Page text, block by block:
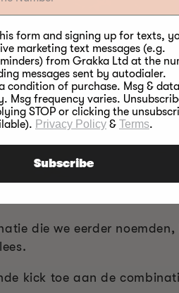
die we eerder
kick toe aan de
form and signing up for texts,
marketing text messages (e.g.
from Grakka Ltd at the
messages sent by autodialer.
condition of purchase. Msg & data
Msg frequency varies.
STOP or clicking the
Privacy Policy & Terms.
Subscribe